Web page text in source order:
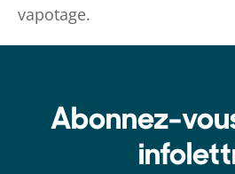
vapotage.
Abonnez-